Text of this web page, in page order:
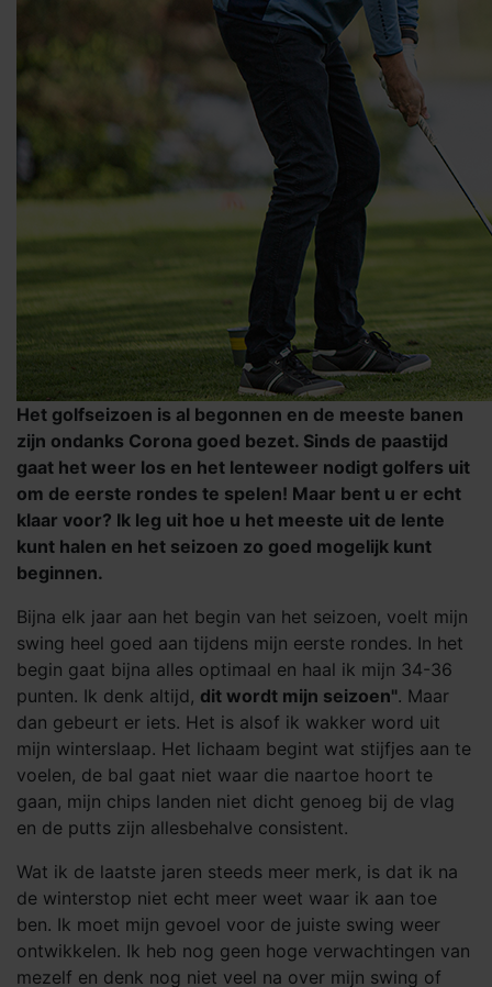
Het golfseizoen is al begonnen en de meeste banen
zijn ondanks Corona goed bezet. Sinds de paastijd
gaat het weer los en het lenteweer nodigt golfers uit
om de eerste rondes te spelen! Maar bent u er echt
klaar voor? Ik leg uit hoe u het meeste uit de lente
kunt halen en het seizoen zo goed mogelijk kunt
beginnen.
Bijna elk jaar aan het begin van het seizoen, voelt mijn
swing heel goed aan tijdens mijn eerste rondes. In het
begin gaat bijna alles optimaal en haal ik mijn 34-36
punten. Ik denk altijd, dit wordt mijn seizoen". Maar
dan gebeurt er iets. Het is alsof ik wakker word uit
mijn winterslaap. Het lichaam begint wat stijfjes aan te
voelen, de bal gaat niet waar die naartoe hoort te
gaan, mijn chips landen niet dicht genoeg bij de vlag
en de putts zijn allesbehalve consistent.
Wat ik de laatste jaren steeds meer merk, is dat ik na
de winterstop niet echt meer weet waar ik aan toe
ben. Ik moet mijn gevoel voor de juiste swing weer
ontwikkelen. Ik heb nog geen hoge verwachtingen van
mezelf en denk nog niet veel na over mijn swing of